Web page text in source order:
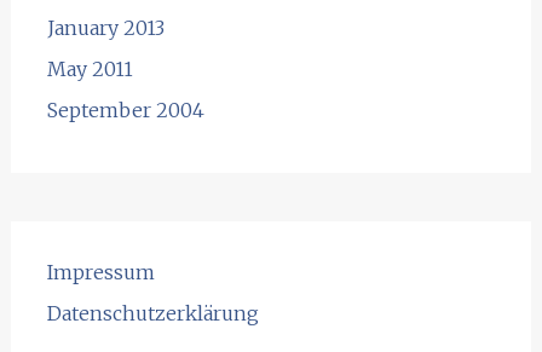
January 2013
May 2011
September 2004
Impressum
Datenschutzerklärung